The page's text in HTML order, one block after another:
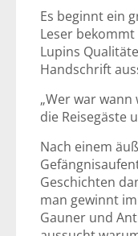
Es beginnt ein
Leser
Lupins
Handschrift
„Wer war
die Reisegäste
Nach einem
Geschichten
man gewinnt
Gauner und